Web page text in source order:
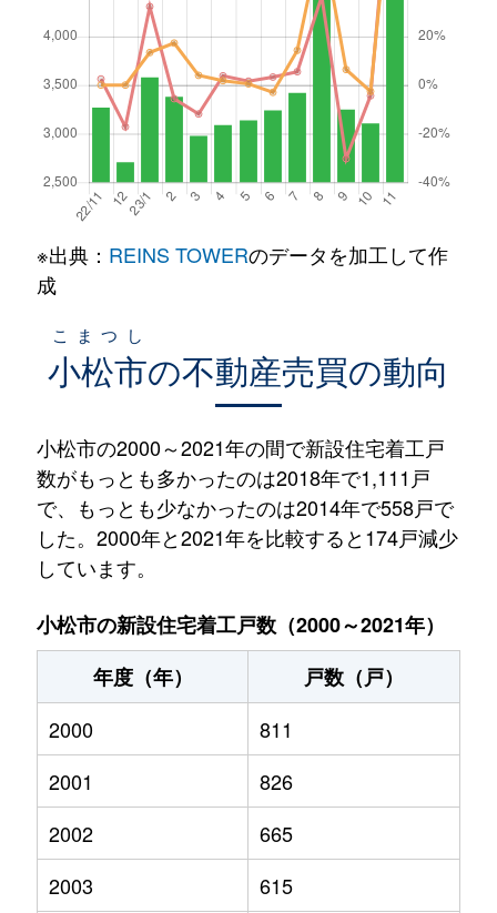
※出典： REINS TOWERのデータを加工して作
成
小松市
こまつし
の不動産売買の動向
小松市の2000～2021年の間で新設住宅着工戸
数がもっとも多かったのは2018年で1,111戸
で、もっとも少なかったのは2014年で558戸で
した。2000年と2021年を比較すると174戸減少
しています。
小松市の新設住宅着工戸数（2000～2021年）
年度（年）
戸数（戸）
2000
811
2001
826
2002
665
2003
615